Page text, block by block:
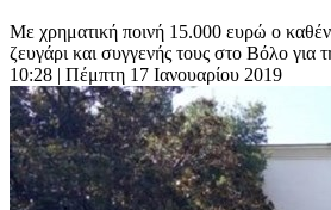
Με χρηματική ποινή 15.000 ευρώ ο
ζευγάρι και συγγενής τους στο Βόλο για
10:28 | Πέμπτη 17 Ιανουαρίου 2019